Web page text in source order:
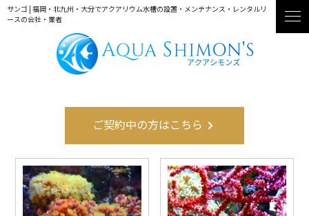
サンゴ | 福岡・北九州・大分でアクアリウム水槽の設置・メンテナンス・レンタルリ
ースの会社・業者
ご契約中の方はこちら